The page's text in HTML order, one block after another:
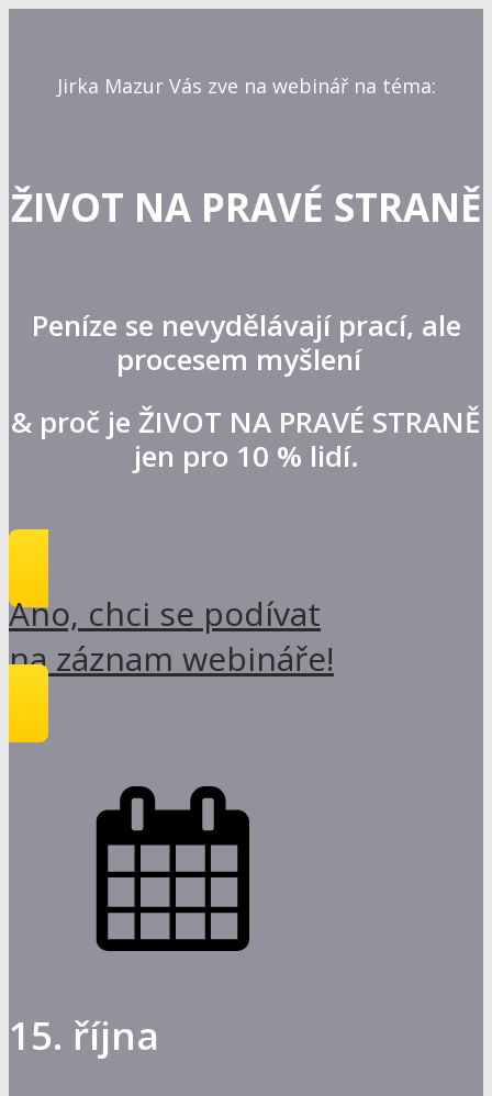
Jirka Mazur Vás zve na webinář na téma:
ŽIVOT NA PRAVÉ STRANĚ
Peníze se nevydělávají prací, ale
procesem myšlení
& proč je ŽIVOT NA PRAVÉ STRANĚ
jen pro 10 % lidí.
Ano, chci se podívat
na záznam webináře!
15. října